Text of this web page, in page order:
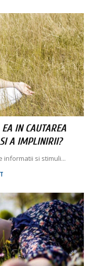
IN CAUTAREA
A IMPLINIRII?
informatii si stimuli...